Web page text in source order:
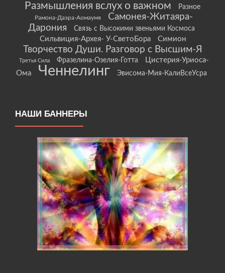
Размышления вслух о важном Разное
Рамона-Даэра-Аомаумя
Самонея-Житаяра-
Дарония
Связь с Высокими звеньями Космоса
Сильвиция-Архея- У-СветоБора Симион
Творчество Души. Разговор с Высшим-Я
Третья Сила Фразелина-Озелия-Готта
Цистерия-Уриоса-
Ома
Ченнелинг Эвисома-Мия-КалиВсеУсра
НАШИ БАННЕРЫ